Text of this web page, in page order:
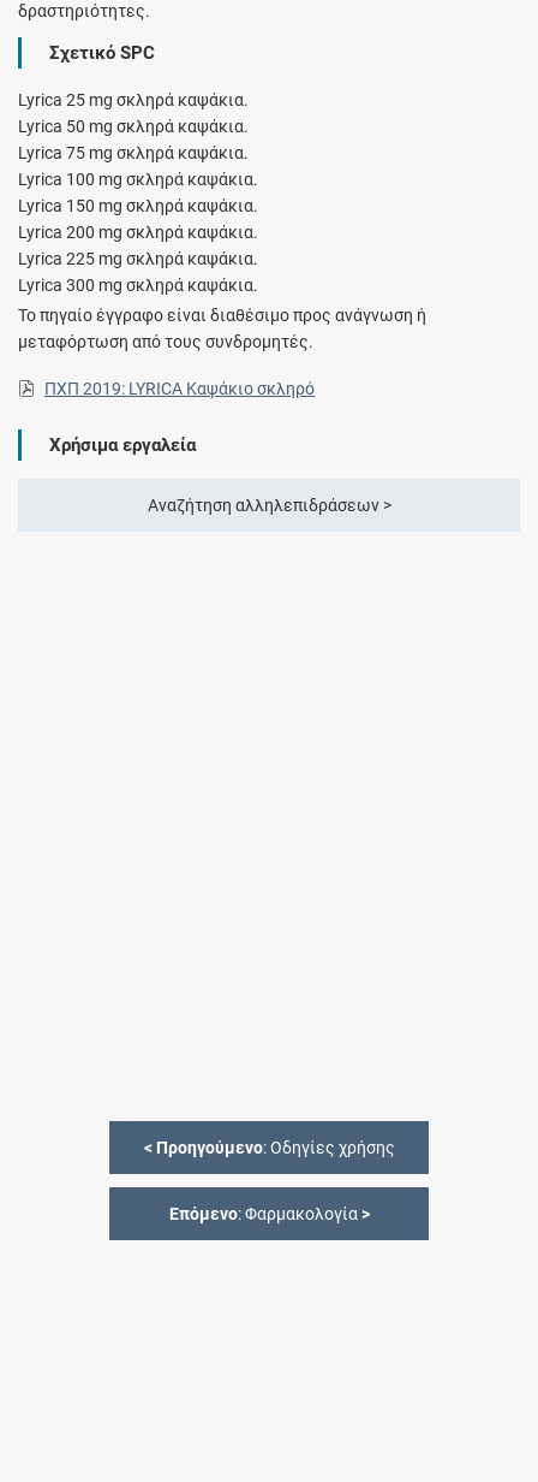
δραστηριότητες.
Σχετικό SPC
Lyrica 25 mg σκληρά καψάκια.
Lyrica 50 mg σκληρά καψάκια.
Lyrica 75 mg σκληρά καψάκια.
Lyrica 100 mg σκληρά καψάκια.
Lyrica 150 mg σκληρά καψάκια.
Lyrica 200 mg σκληρά καψάκια.
Lyrica 225 mg σκληρά καψάκια.
Lyrica 300 mg σκληρά καψάκια.
Το πηγαίο έγγραφο είναι διαθέσιμο προς ανάγνωση ή
μεταφόρτωση από τους συνδρομητές.
ΠΧΠ 2019: LYRICA Καψάκιο σκληρό
Χρήσιμα εργαλεία
Αναζήτηση αλληλεπιδράσεων >
< Προηγούμενο: Οδηγίες χρήσης
Επόμενο: Φαρμακολογία>